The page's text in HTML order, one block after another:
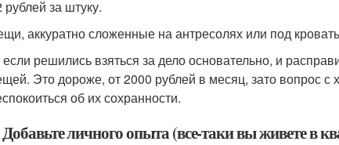
рублей за штуку.
аккуратно сложенные на антресолях или под
решились взяться за дело основательно, и
Это дороже, от 2000 рублей в месяц, зато вопрос
об их сохранности.
личного опыта (все-таки вы живете в